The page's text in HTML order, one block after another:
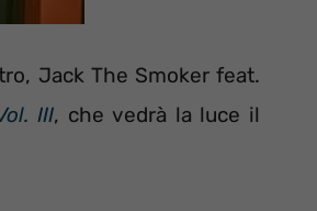
Jack The Smoker feat.
III, che vedrà la luce il